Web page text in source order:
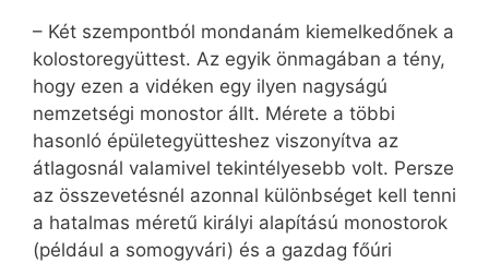
– Két szempontból mondanám kiemelkedőnek a
kolostoregyüttest. Az egyik önmagában a tény,
hogy ezen a vidéken egy ilyen nagyságú
nemzetségi monostor állt. Mérete a többi
hasonló épületegyütteshez viszonyítva az
átlagosnál valamivel tekintélyesebb volt. Persze
az összevetésnél azonnal különbséget kell tenni
a hatalmas méretű királyi alapítású monostorok
(például a somogyvári) és a gazdag főúri